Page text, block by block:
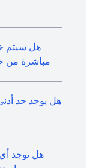
هل سيتم
مباشرة من
هل يوجد حد
هل توجد